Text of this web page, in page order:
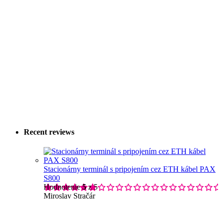
Recent reviews
Stacionárny terminál s pripojením cez ETH kábel PAX
S800
Hodnotenie5z 5
Miroslav Stračár